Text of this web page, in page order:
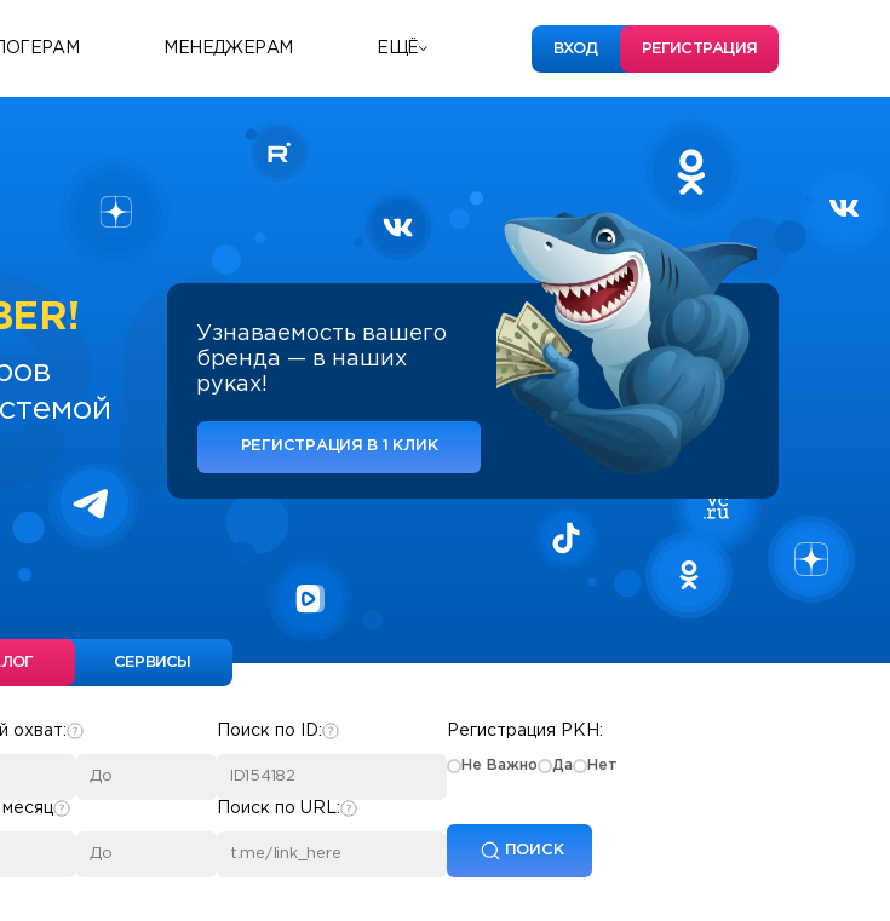
МЕНЕДЖЕРАМ ЕЩЁ ВХОД РЕГИСТРАЦИЯ
Узнаваемость вашего
бренда — в наших
руках!
РЕГИСТРАЦИЯ В 1 КЛИК
СЕРВИСЫ
охват:
месяц
Поиск по ID:
Поиск по URL:
Регистрация РКН:
Не Важно Да Нет
ПОИСК